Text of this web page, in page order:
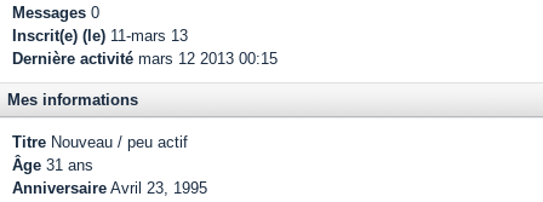
Messages 0
Inscrit(e) (le) 11-mars 13
Dernière activité mars 12 2013 00:15
Mes informations
Titre Nouveau / peu actif
Âge 31 ans
Anniversaire Avril 23, 1995